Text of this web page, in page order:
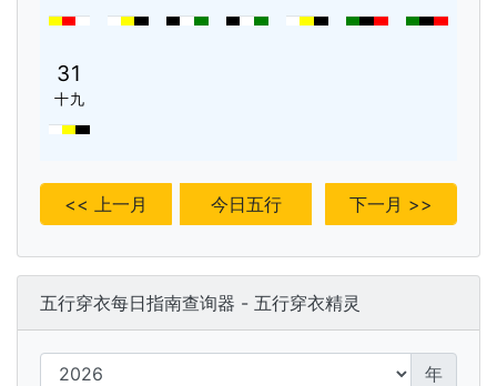
31
十九
<< 上一月 今日五行 下一月 >>
五行穿衣每日指南查询器 - 五行穿衣精灵
年